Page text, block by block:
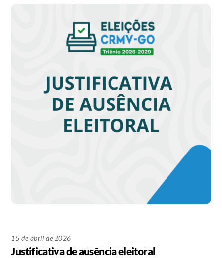
15 de abril de 2026
Justificativa de ausência eleitoral